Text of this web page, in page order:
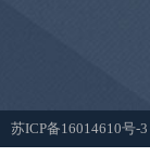
苏ICP备16014610号-3